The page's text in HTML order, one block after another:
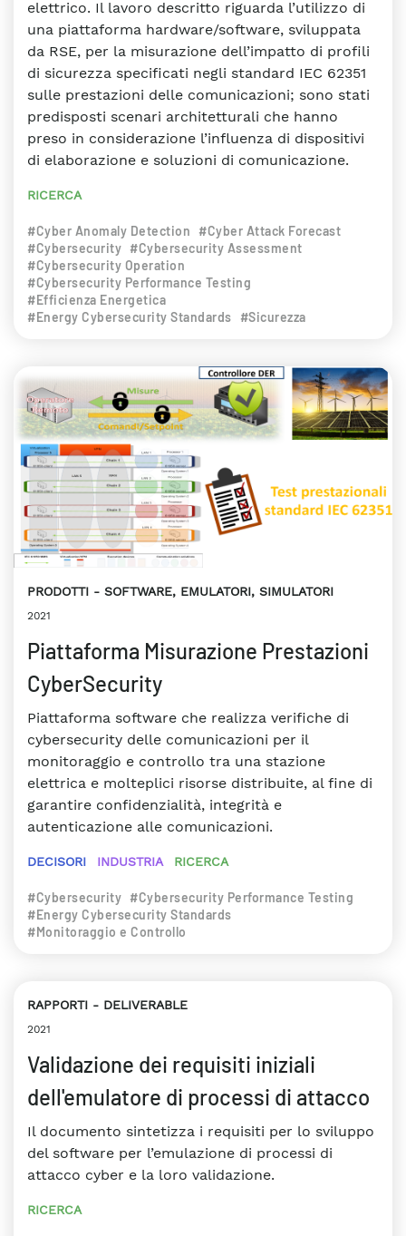
elettrico. Il lavoro descritto riguarda l’utilizzo di
una piattaforma hardware/software, sviluppata
da RSE, per la misurazione dell’impatto di profili
di sicurezza specificati negli standard IEC 62351
sulle prestazioni delle comunicazioni; sono stati
predisposti scenari architetturali che hanno
preso in considerazione l’influenza di dispositivi
di elaborazione e soluzioni di comunicazione.
RICERCA
#Cyber Anomaly Detection
#Cyber Attack Forecast
#Cybersecurity #Cybersecurity Assessment
#Cybersecurity Operation
#Cybersecurity Performance Testing
#Efficienza Energetica
#Energy Cybersecurity Standards
#Sicurezza
PRODOTTI SOFTWARE, EMULATORI, SIMULATORI
2021
Piattaforma Misurazione Prestazioni
CyberSecurity
Piattaforma software che realizza verifiche di
cybersecurity delle comunicazioni per il
monitoraggio e controllo tra una stazione
elettrica e molteplici risorse distribuite, al fine di
garantire confidenzialità, integrità e
autenticazione alle comunicazioni.
DECISORI INDUSTRIA RICERCA
#Cybersecurity #Cybersecurity Performance Testing
#Energy Cybersecurity Standards
#Monitoraggio e Controllo
RAPPORTI DELIVERABLE
2021
Validazione dei requisiti iniziali
dell'emulatore di processi di attacco
Il documento sintetizza i requisiti per lo sviluppo
del software per l’emulazione di processi di
attacco cyber e la loro validazione.
RICERCA